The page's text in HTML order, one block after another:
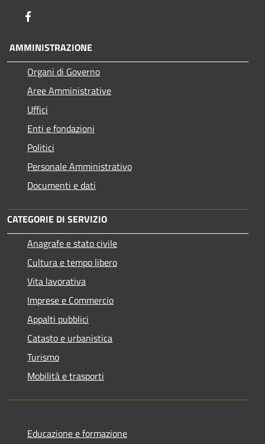
AMMINISTRAZIONE
Organi di Governo
Aree Amministrative
Uffici
Enti e fondazioni
Politici
Personale Amministrativo
Documenti e dati
CATEGORIE DI SERVIZIO
Anagrafe e stato civile
Cultura e tempo libero
Vita lavorativa
Imprese e Commercio
Appalti pubblici
Catasto e urbanistica
Turismo
Mobilità e trasporti
Educazione e formazione